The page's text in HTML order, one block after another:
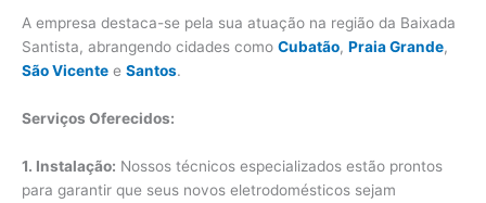
A empresa destaca-se pela sua atuação na região da Baixada
Santista, abrangendo cidades como Cubatão, Praia Grande,
São Vicente e Santos.
Serviços Oferecidos:
1. Instalação: Nossos técnicos especializados estão prontos
para garantir que seus novos eletrodomésticos sejam